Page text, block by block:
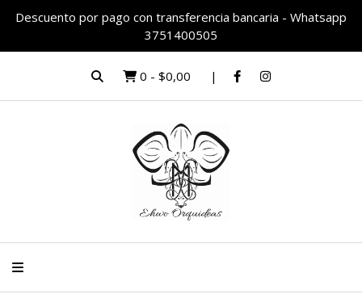
Descuento por pago con transferencia bancaria - Whatsapp
3751400505
0 - $0,00